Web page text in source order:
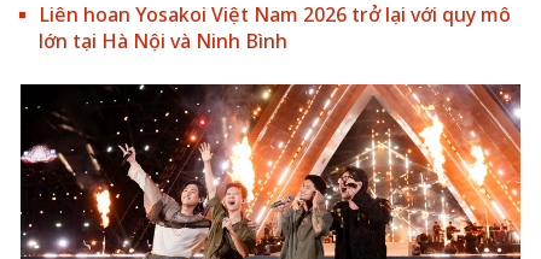
Liên hoan Yosakoi Việt Nam 2026 trở lại với quy mô
lớn tại Hà Nội và Ninh Bình